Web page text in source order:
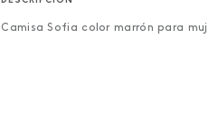
Camisa Sofia color marrón para